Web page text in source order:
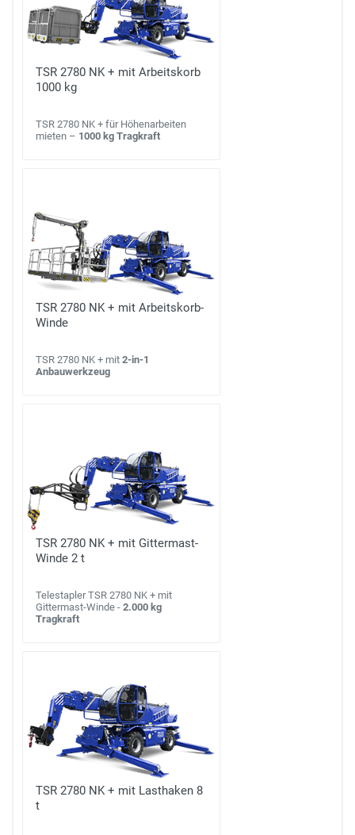
TSR 2780 NK + mit Arbeitskorb
1000 kg
TSR 2780 NK + für Höhenarbeiten
mieten – 1000 kg Tragkraft
TSR 2780 NK + mit Arbeitskorb-
Winde
TSR 2780 NK + mit 2-in-1
Anbauwerkzeug
TSR 2780 NK + mit Gittermast-
Winde 2 t
Telestapler TSR 2780 NK + mit
Gittermast-Winde - 2.000 kg
Tragkraft
TSR 2780 NK + mit Lasthaken 8
t